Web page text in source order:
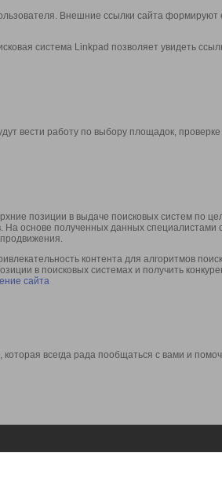
Внешние ссылки сайта формируют
система Linkpad позволяет увидеть
вести работу по выбору площадок,
позиции в выдаче поисковых систем по
основе полученных данных специалистами
контента для алгоритмов
в поисковых системах и получить
сайта
всегда рада пообщаться с вами и